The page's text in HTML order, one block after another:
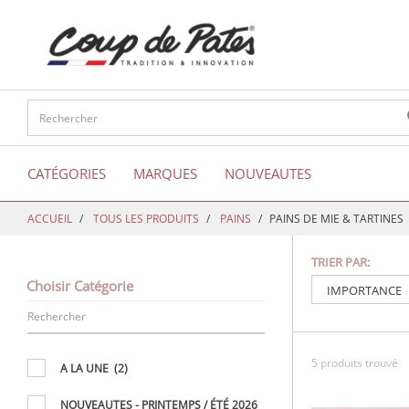
CATÉGORIES MARQUES NOUVEAUTES
ACCUEIL TOUS LES PRODUITS PAINS PAINS DE MIE & TARTINES
Choisir Catégorie
A LA UNE (2)
NOUVEAUTES - PRINTEMPS / ÉTÉ 2026
TRIER PAR:
5 produits trouvé